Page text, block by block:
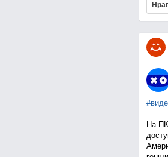
На